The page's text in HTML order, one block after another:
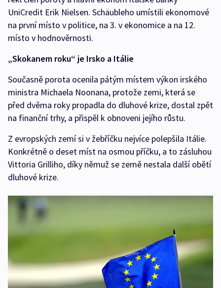
UniCredit Erik Nielsen. Schäubleho umístili ekonomové
na první místo v politice, na 3. v ekonomice a na 12.
místo v hodnověrnosti.
„Skokanem roku“ je Irsko a Itálie
Současně porota ocenila pátým místem výkon irského
ministra Michaela Noonana, protože zemi, která se
před dvěma roky propadla do dluhové krize, dostal zpět
na finanční trhy, a přispěl k obnoveni jejího růstu.
Z evropských zemí si v žebříčku nejvíce polepšila Itálie.
Konkrétně o deset míst na osmou příčku, a to zásluhou
Vittoria Grilliho, díky němuž se země nestala další obětí
dluhové krize.